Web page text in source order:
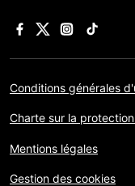
Conditions générales
Charte sur la
Mentions légales
Gestion des cookies